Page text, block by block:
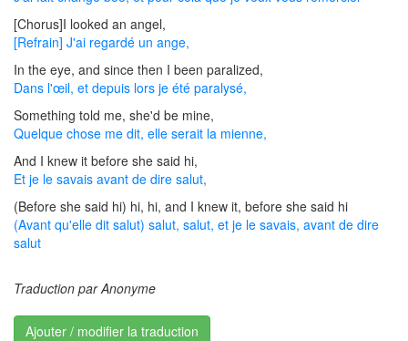
[Chorus]I looked an angel,
[Refrain] J'ai regardé un ange,
In the eye, and since then I been paralized,
Dans l'œil, et depuis lors je été paralysé,
Something told me, she'd be mine,
Quelque chose me dit, elle serait la mienne,
And I knew it before she said hi,
Et je le savais avant de dire salut,
(Before she said hi) hi, hi, and I knew it, before she said hi
(Avant qu'elle dit salut) salut, salut, et je le savais, avant de dire
salut
Traduction par Anonyme
Ajouter / modifier la traduction